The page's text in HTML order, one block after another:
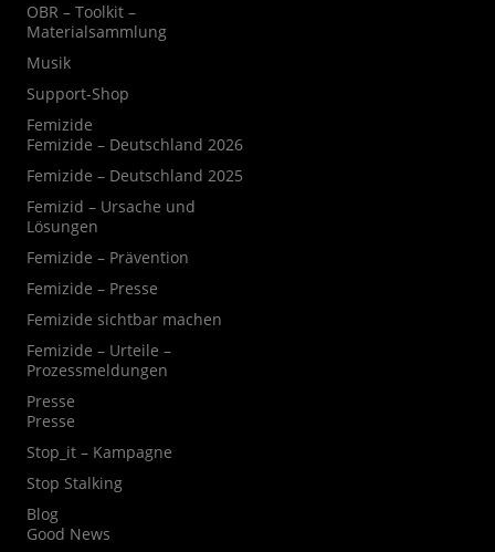
OBR – Toolkit –
Materialsammlung
Musik
Support-Shop
Femizide
Femizide – Deutschland 2026
Femizide – Deutschland 2025
Femizid – Ursache und
Lösungen
Femizide – Prävention
Femizide – Presse
Femizide sichtbar machen
Femizide – Urteile –
Prozessmeldungen
Presse
Presse
Stop_it – Kampagne
Stop Stalking
Blog
Good News